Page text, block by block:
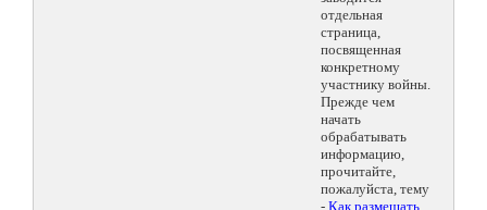
отдельная
страница,
посвященная
конкретному
участнику войны.
Прежде чем
начать
обрабатывать
информацию,
прочитайте,
пожалуйста, тему
- Как размещать